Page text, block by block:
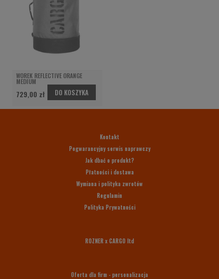
WOREK REFLECTIVE ORANGE
MEDIUM
729,00 zł DO KOSZYKA
Kontakt
Pogwarancyjny serwis naprawczy
Jak dbać o produkt?
Płatności i dostawa
Wymiana i polityka zwrotów
Regulamin
Polityka Prywatności
ROZNER x CARGO ltd
Oferta dla firm - personalizacja